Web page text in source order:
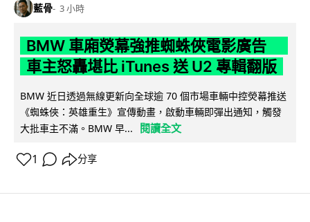
藍骨 3 小時
BMW 車廂熒幕強推蜘蛛俠電影廣告
車主怒轟堪比 iTunes 送 U2 專輯翻版
BMW 近日透過無線更新向全球逾 70 個市場車輛中控熒幕推送
《蜘蛛俠：英雄重生》宣傳動畫，啟動車輛即彈出通知，觸發
大批車主不滿。BMW 早...
閱讀全文
1 分享